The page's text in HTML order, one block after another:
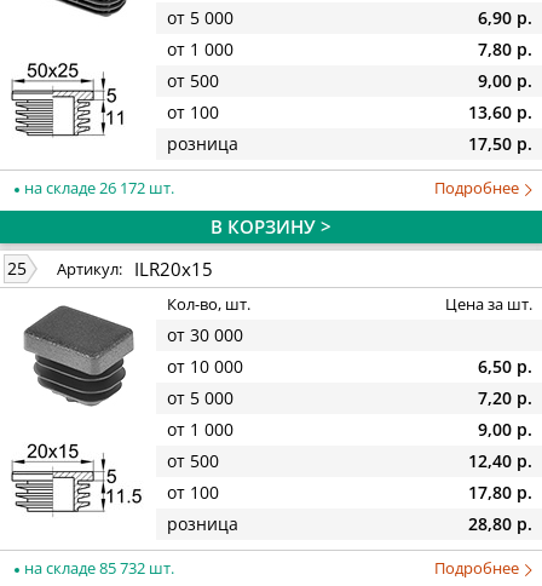
от 5 000
6,90 р.
от 1 000
7,80 р.
от 500
9,00 р.
от 100
13,60 р.
розница
17,50 р.
на складе 26 172 шт. Подробнее
В КОРЗИНУ >
25 Артикул: ILR20x15
Кол-во, шт. Цена за шт.
от 30 000
от 10 000
6,50 р.
от 5 000
7,20 р.
от 1 000
9,00 р.
от 500
12,40 р.
от 100
17,80 р.
розница
28,80 р.
на складе 85 732 шт. Подробнее